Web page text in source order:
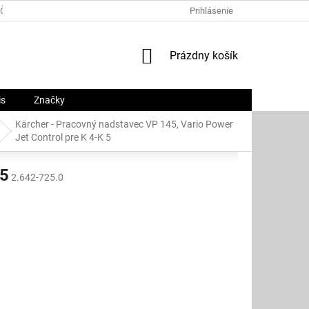
PORIADOK O NÁS
Prihlásenie
NÁKUPNÝ
Prázdny košík
Značky
Kärcher - Pracovný nadstavec VP 145, Vario Power
Jet Control pre K 4-K 5
2.642-725.0